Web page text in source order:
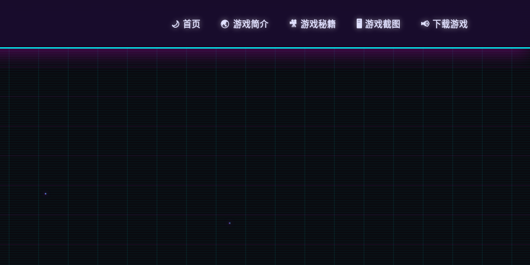
🌙 首页 🌏 游戏简介 🎥 游戏秘籍 🖥️ 游戏截图 📢 下载游戏